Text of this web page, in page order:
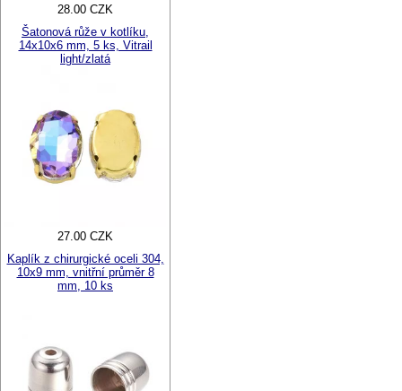
28.00 CZK
Šatonová růže v kotlíku,
14x10x6 mm, 5 ks, Vitrail
light/zlatá
27.00 CZK
Kaplík z chirurgické oceli 304,
10x9 mm, vnitřní průměr 8
mm, 10 ks